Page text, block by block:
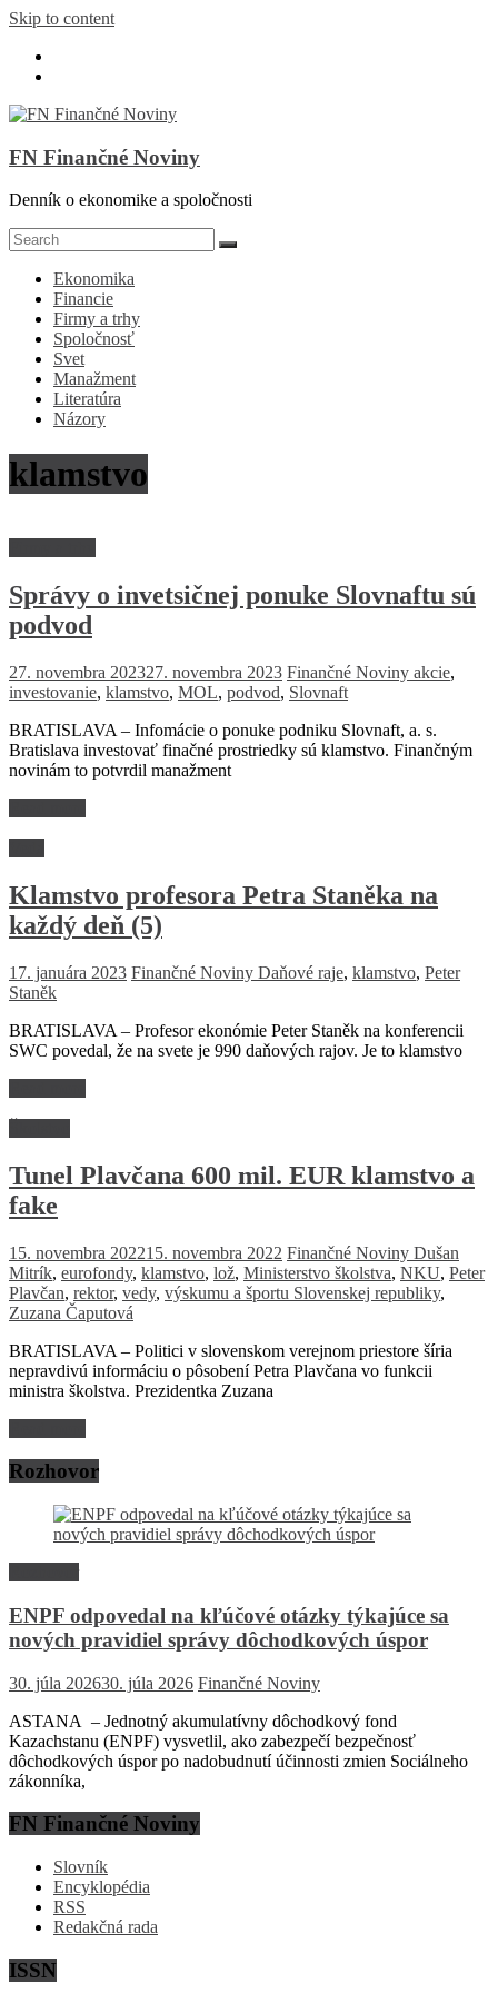
Skip to content
FN Finančné Noviny
Denník o ekonomike a spoločnosti
Ekonomika
Financie
Firmy a trhy
Spoločnosť
Svet
Manažment
Literatúra
Názory
klamstvo
Správy o invetsičnej ponuke Slovnaftu sú
podvod
27. novembra 202327. novembra 2023 Finančné Noviny akcie,
investovanie, klamstvo, MOL, podvod, Slovnaft
BRATISLAVA – Infomácie o ponuke podniku Slovnaft, a. s.
Bratislava investovať finačné prostriedky sú klamstvo. Finančným
novinám to potvrdil manažment
Klamstvo profesora Petra Staněka na
každý deň (5)
17. januára 2023 Finančné Noviny Daňové raje, klamstvo, Peter
Staněk
BRATISLAVA – Profesor ekonómie Peter Staněk na konferencii
SWC povedal, že na svete je 990 daňových rajov. Je to klamstvo
Tunel Plavčana 600 mil. EUR klamstvo a
fake
15. novembra 202215. novembra 2022 Finančné Noviny Dušan
Mitrík, eurofondy, klamstvo, lož, Ministerstvo školstva, NKU, Peter
Plavčan, rektor, vedy, výskumu a športu Slovenskej republiky,
Zuzana Čaputová
BRATISLAVA – Politici v slovenskom verejnom priestore šíria
nepravdivú informáciu o pôsobení Petra Plavčana vo funkcii
ministra školstva. Prezidentka Zuzana
Rozhovor
ENPF odpovedal na kľúčové otázky týkajúce sa
nových pravidiel správy dôchodkových úspor
30. júla 202630. júla 2026 Finančné Noviny
ASTANA – Jednotný akumulatívny dôchodkový fond
Kazachstanu (ENPF) vysvetlil, ako zabezpečí bezpečnosť
dôchodkových úspor po nadobudnutí účinnosti zmien Sociálneho
zákonníka,
FN Finančné Noviny
Slovník
Encyklopédia
RSS
Redakčná rada
ISSN